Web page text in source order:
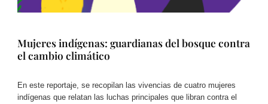
Mujeres indígenas: guardianas del bosque contra
el cambio climático
En este reportaje, se recopilan las vivencias de cuatro mujeres
indígenas que relatan las luchas principales que libran contra el